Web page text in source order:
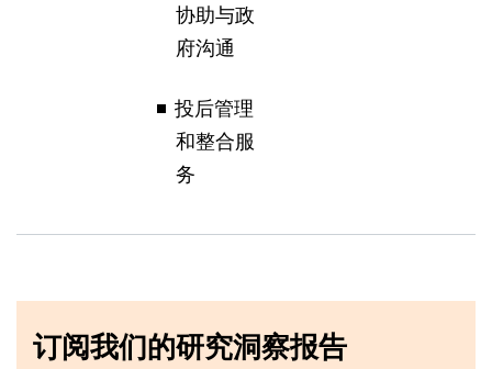
协助与政
府沟通
投后管理
和整合服
务
订阅我们的研究洞察报告